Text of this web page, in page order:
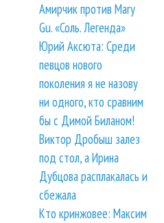
Амирчик против Mary
Gu. «Соль. Легенда»
Юрий Аксюта: Среди
певцов нового
поколения я не назову
ни одного, кто сравним
бы с Димой Биланом!
Виктор Дробыш залез
под стол, а Ирина
Дубцова расплакалась и
сбежала
Кто кринжовее: Максим